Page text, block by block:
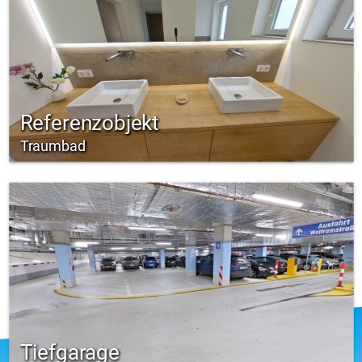
Referenzobjekt
Traumbad
Tiefgarage